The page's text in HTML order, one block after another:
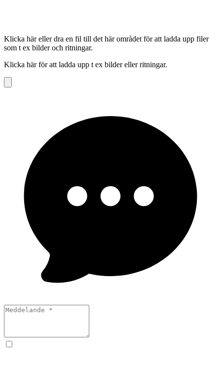
Klicka här eller dra en fil till det här området för att ladda upp filer
som t ex bilder och ritningar.
Klicka här för att ladda upp t ex bilder eller ritningar.